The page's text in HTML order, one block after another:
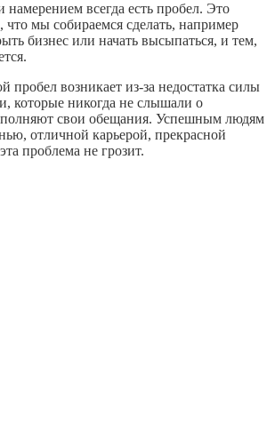
всегда есть пробел. Это
что мы собираемся сделать, например
бизнес или начать высыпаться, и тем,
пробел возникает из‑за недостатка силы
которые никогда не слышали о
свои обещания. Успешным людям
отличной карьерой, прекрасной
проблема не грозит.